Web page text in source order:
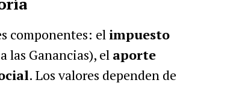
componentes: el impuesto
las Ganancias), el aporte
. Los valores dependen de